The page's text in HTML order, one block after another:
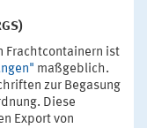
Frachtcontainern ist
maßgeblich.
zur Begasung
Diese
Export von